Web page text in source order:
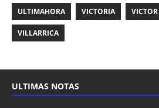
ULTIMAHORA VICTORIA
VILLARRICA
ULTIMAS NOTAS